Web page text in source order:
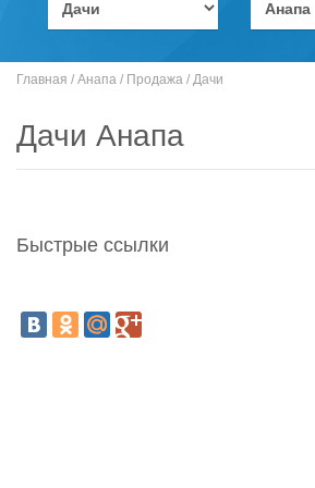
Главная / Анапа / Продажа / Дачи
Дачи Анапа
Быстрые ссылки